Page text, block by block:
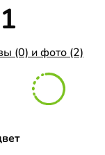
(0) и фото (2)